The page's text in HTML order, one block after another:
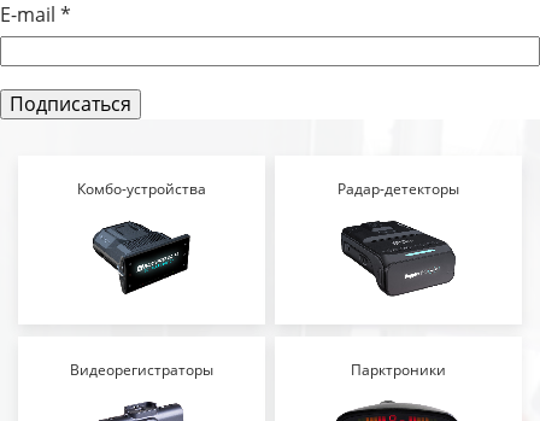
E-mail *
Комбо-устройства Радар-детекторы
Видеорегистраторы Парктроники